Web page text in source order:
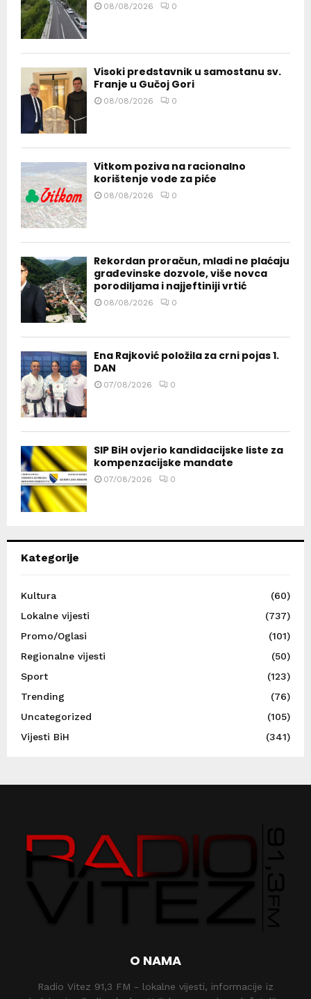
08/08/2026 0
Visoki predstavnik u samostanu sv.
Franje u Gučoj Gori
08/08/2026 0
Vitkom poziva na racionalno
korištenje vode za piće
08/08/2026 0
Rekordan proračun, mladi ne plaćaju
građevinske dozvole, više novca
porodiljama i najjeftiniji vrtić
08/08/2026 0
Ena Rajković položila za crni pojas 1.
DAN
07/08/2026 0
SIP BiH ovjerio kandidacijske liste za
kompenzacijske mandate
07/08/2026 0
Kategorije
Kultura
(60)
Lokalne vijesti
(737)
Promo/Oglasi
(101)
Regionalne vijesti
(50)
Sport
(123)
Trending
(76)
Uncategorized
(105)
Vijesti BiH
(341)
O NAMA
Radio Vitez 91,3 FM - lokalne vijesti, informacije iz